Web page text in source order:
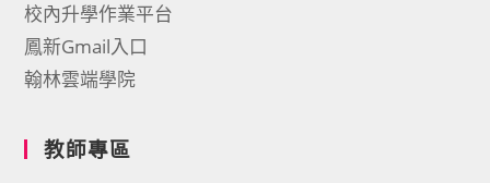
校內升學作業平台
鳳新Gmail入口
翰林雲端學院
教師專區